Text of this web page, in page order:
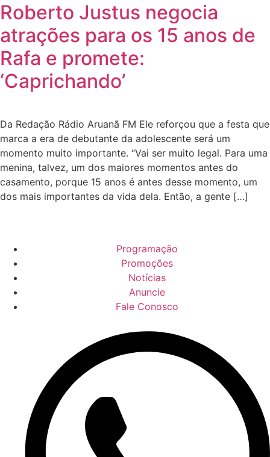
Roberto Justus negocia
atrações para os 15 anos de
Rafa e promete:
‘Caprichando’
Da Redação Rádio Aruanã FM Ele reforçou que a festa que
marca a era de debutante da adolescente será um
momento muito importante. “Vai ser muito legal. Para uma
menina, talvez, um dos maiores momentos antes do
casamento, porque 15 anos é antes desse momento, um
dos mais importantes da vida dela. Então, a gente […]
Programação
Promoções
Notícias
Anuncie
Fale Conosco